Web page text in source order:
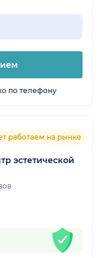
по телефону
работаем на рынке
эстетической